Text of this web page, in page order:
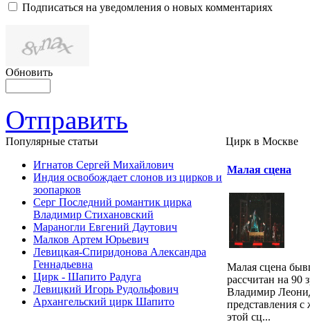
Подписаться на уведомления о новых комментариях
Обновить
Отправить
Популярные cтатьи
Игнатов Сергей Михайлович
Индия освобождает слонов из цирков и
зоопарков
Серг Последний романтик цирка
Владимир Стихановский
Мараногли Евгений Даутович
Малков Артем Юрьевич
Левицкая-Спиридонова Александра
Геннадьевна
Цирк - Шапито Радуга
Левицкий Игорь Рудольфович
Архангельский цирк Шапито
Цирк в Москве
Малая сцена
Малая сцена
рассчитан на 90
Владимир
представления
этой сц...